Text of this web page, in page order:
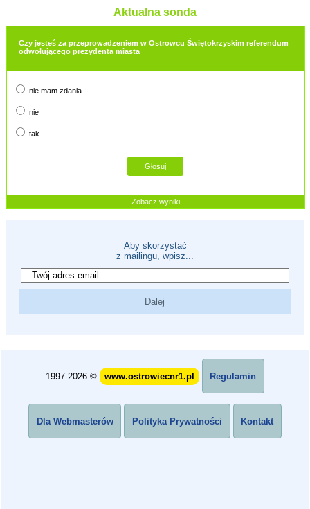
Aktualna sonda
Czy jesteś za przeprowadzeniem w Ostrowcu Świętokrzyskim referendum
odwołującego prezydenta miasta
nie mam zdania
nie
tak
Zobacz wyniki
Aby skorzystać
z mailingu, wpisz...
1997-2026 © www.ostrowiecnr1.pl Regulamin
Dla Webmasterów Polityka Prywatności Kontakt